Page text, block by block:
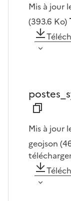
Mis à jour
(393.6 Ko)
Mis à jour
geojson